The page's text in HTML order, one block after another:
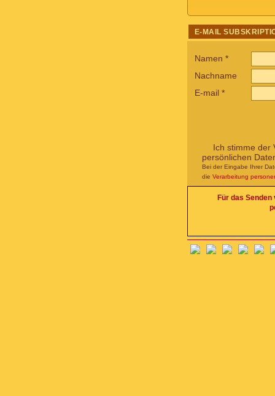
E-MAIL
Namen *
Nachname
E-mail *
Ich stimme der
persönlichen
Bei der Eingabe Ihrer
die Verarbeitung
Für das